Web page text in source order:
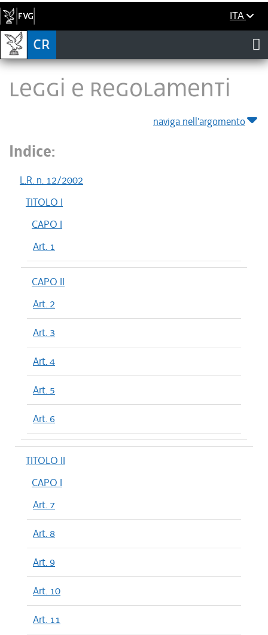
ITA
LEGGI E REGOLAMENTI
naviga nell'argomento
Indice:
L.R. n. 12/2002
TITOLO I
CAPO I
Art. 1
CAPO II
Art. 2
Art. 3
Art. 4
Art. 5
Art. 6
TITOLO II
CAPO I
Art. 7
Art. 8
Art. 9
Art. 10
Art. 11